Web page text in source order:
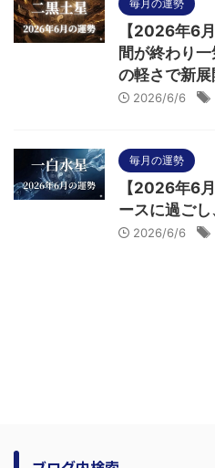
毎月の運勢
【2026年6
間が終わり
の軽さで新展
2026/6/6
毎月の運勢
【2026年6
ースに過ご
2026/6/6